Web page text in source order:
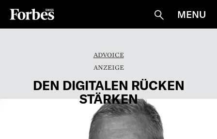
Suche
MENU
ADVOICE
DEN DIGITALEN RÜCKEN
STÄRKEN